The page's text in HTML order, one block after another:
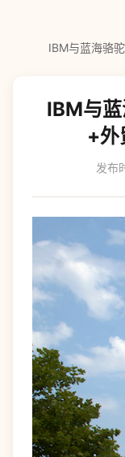
IBM与蓝海骆
IBM与
+外
发布